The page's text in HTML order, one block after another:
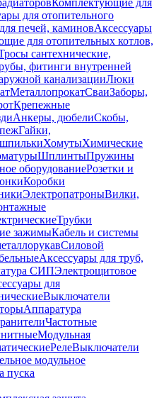
Комплектующие для
для отопительного
печей, каминовАксессуары
для отопительных котлов,
сантехнические,
фитинги внутренней
канализацииЛюки
МеталлопрокатСваиЗаборы,
Крепежные
Анкеры, дюбелиСкобы,
Гайки,
ХомутыХимические
ШплинтыПружины
оборудованиеРозетки и
Коробки
ЭлектропатроныВилки,
Трубки
зажимыКабель и системы
Силовой
Аксессуары для труб,
СИПЭлектрощитовое
для
Выключатели
Аппаратура
Частотные
Модульная
РелеВыключатели
модульное
пуска